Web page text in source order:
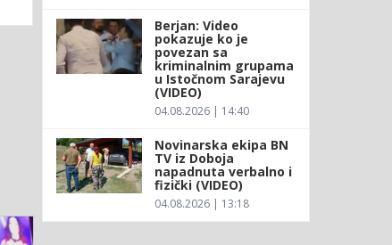
Berjan: Video
pokazuje ko je
povezan sa
kriminalnim grupama
u Istočnom Sarajevu
(VIDEO)
04.08.2026 | 14:40
Novinarska ekipa BN
TV iz Doboja
napadnuta verbalno i
fizički (VIDEO)
04.08.2026 | 13:18